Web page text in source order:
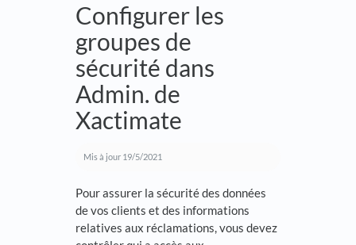
Configurer les
groupes de
sécurité dans
Admin. de
Xactimate
Mis à jour 19/5/2021
Pour assurer la sécurité des données
de vos clients et des informations
relatives aux réclamations, vous devez